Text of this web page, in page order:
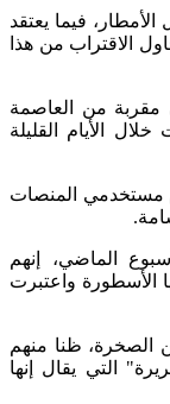
فيما يعتقد
الاقتراب من هذا
من العاصمة
الأيام القليلة
مستخدمي المنصات
الماضي، إنهم
الأسطورة واعتبرت
الصخرة، ظنا منهم
التي يقال إنها